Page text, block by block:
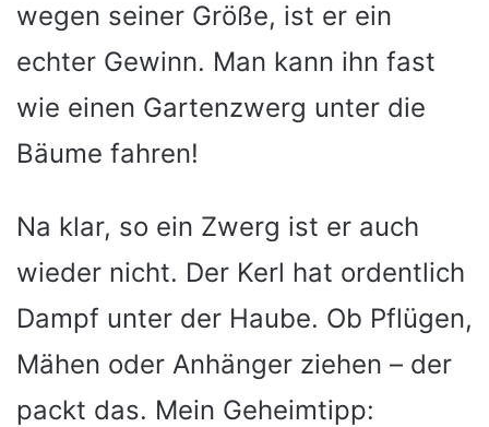
wegen seiner Größe, ist er ein
echter Gewinn. Man kann ihn fast
wie einen Gartenzwerg unter die
Bäume fahren!
Na klar, so ein Zwerg ist er auch
wieder nicht. Der Kerl hat ordentlich
Dampf unter der Haube. Ob Pflügen,
Mähen oder Anhänger ziehen – der
packt das. Mein Geheimtipp: